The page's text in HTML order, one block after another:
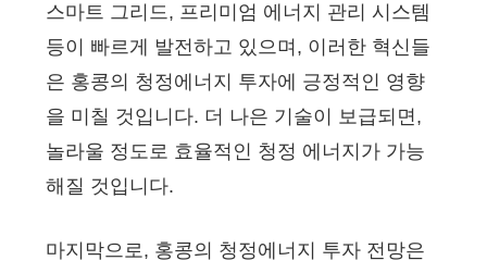
스마트 그리드, 프리미엄 에너지 관리 시스템
등이 빠르게 발전하고 있으며, 이러한 혁신들
은 홍콩의 청정에너지 투자에 긍정적인 영향
을 미칠 것입니다. 더 나은 기술이 보급되면,
놀라울 정도로 효율적인 청정 에너지가 가능
해질 것입니다.
마지막으로, 홍콩의 청정에너지 투자 전망은